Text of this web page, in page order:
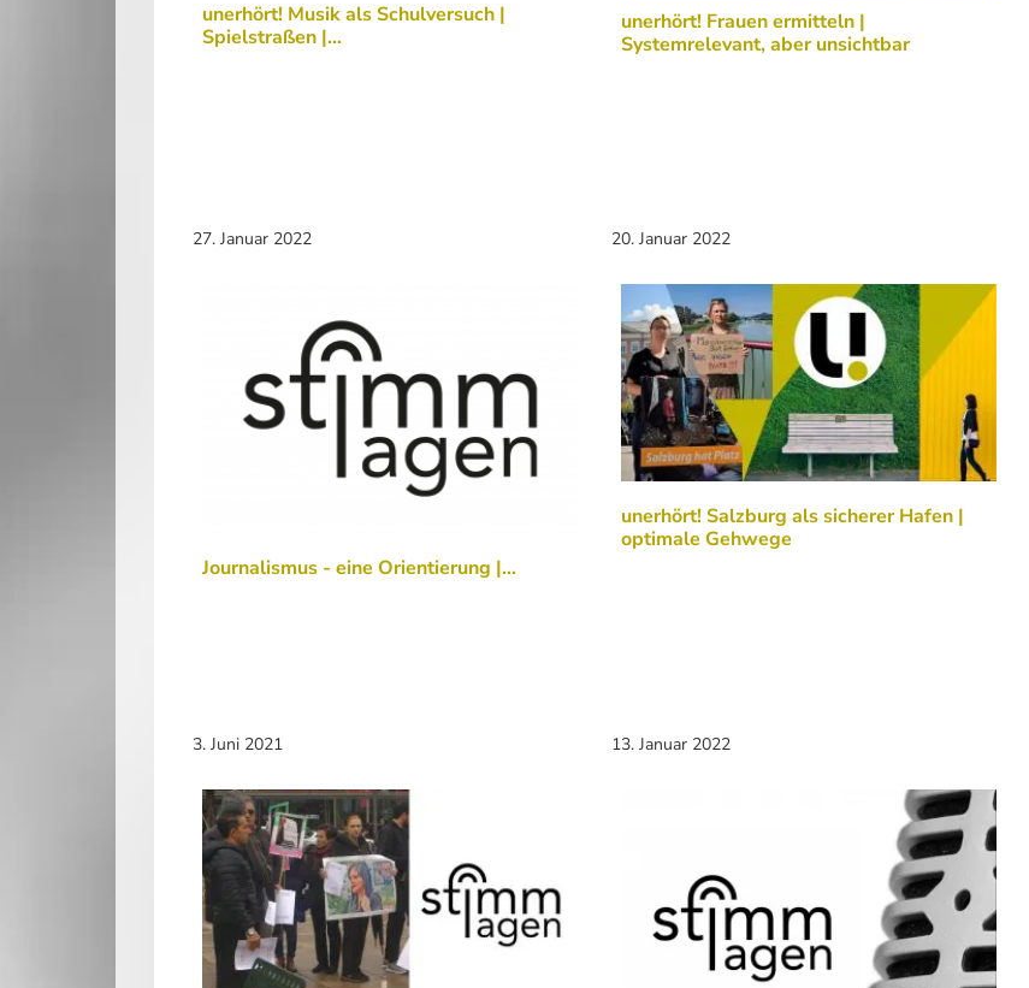
unerhört! Musik als Schulversuch |
Spielstraßen |…
27. Januar 2022
unerhört! Frauen ermitteln |
Systemrelevant, aber unsichtbar
20. Januar 2022
Journalismus - eine Orientierung |…
3. Juni 2021
unerhört! Salzburg als sicherer Hafen |
optimale Gehwege
13. Januar 2022